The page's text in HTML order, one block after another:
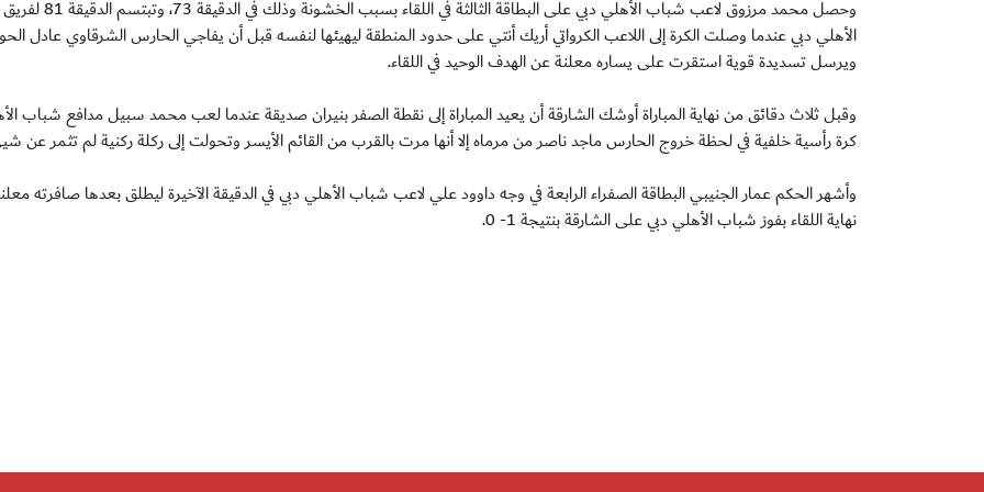
وحصل محمد مرزوق لاعب شباب الأهلي دبي على البطاقة الثالثة
الأهلي دبي عندما وصلت الكرة إلى اللاعب الكرواتي أريك أنتي على حدود المنطقة ليهيئها لنفسه قبل أن يفاجي الحارس الشرقاوي عادل
ويرسل تسديدة قوية استقرت على يساره معلنة عن الهدف الوحيد في اللقاء.
وقبل ثلاث دقائق من نهاية المباراة أوشك الشارقة أن يعيد المباراة إلى نقطة الصفر بنيران صديقة عندما لعب محمد سبيل مدافع شباب
كرة رأسية خلفية في لحظة خروج الحارس ماجد ناصر من مرماه إلا أنها مرت بالقرب من القائم الأيسر وتحولت إلى ركلة ركنية لم تثمر عن
وأشهر الحكم عمار الجنيبي البطاقة الصفراء الرابعة في وجه داوود علي لاعب شباب الأهلي دبي في الدقيقة الآخيرة ليطلق بعدها صافرته
نهاية اللقاء بفوز شباب الأهلي دبي على الشارقة بنتيجة 1- 0.